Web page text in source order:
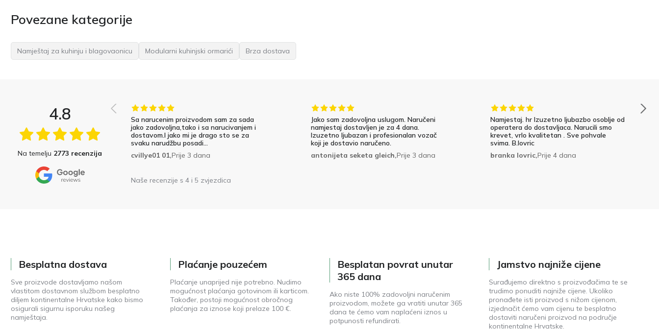
Povezane kategorije
Namještaj za kuhinju i blagovaonicu Modularni kuhinjski ormarići Brza dostava
4.8
Na temelju 2773 recenzija
Sa narucenim proizvodom sam za sada
jako zadovoljna,tako i sa narucivanjem i
dostavom.I jako mi je drago sto se za
svaku narudžbu posadi...
cvillye01 01,Prije 3 dana
Jako sam zadovoljna uslugom. Naručeni
namjestaj dostavljen je za 4 dana.
Izuzetno ljubazan i profesionalan vozač
koji je dostavio naručeno.
antonijeta seketa gleich,Prije 3 dana
Namjestaj. hr Izuzetno ljubazbo osoblje od
operatera do dostavljaca. Narucili smo
krevet, vrlo kvalitetan . Sve pohvale
svima. B.lovric
branka lovric,Prije 4 dana
Naše recenzije s 4 i 5 zvjezdica
Besplatna dostava
Sve proizvode dostavljamo našom
vlastitom dostavnom službom besplatno
diljem kontinentalne Hrvatske kako bismo
osigurali sigurnu isporuku našeg
namještaja.
Plaćanje pouzećem
Plaćanje unaprijed nije potrebno. Nudimo
mogućnost plaćanja gotovinom ili karticom.
Također, postoji mogućnost obročnog
plaćanja za iznose koji prelaze 100 €.
Besplatan povrat unutar
365 dana
Ako niste 100% zadovoljni naručenim
proizvodom, možete ga vratiti unutar 365
dana te ćemo vam naplaćeni iznos u
potpunosti refundirati.
Jamstvo najniže cijene
Surađujemo direktno s proizvođačima te se
trudimo ponuditi najniže cijene. Ukoliko
pronađete isti proizvod s nižom cijenom,
izjednačit ćemo vam cijenu te besplatno
dostaviti naručeni proizvod na područje
kontinentalne Hrvatske.